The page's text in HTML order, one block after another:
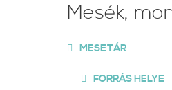
Mesék,
MESETÁR
FORRÁS HELYE